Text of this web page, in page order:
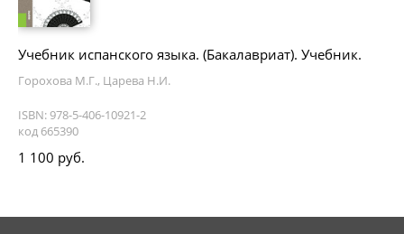
Учебник испанского языка. (Бакалавриат). Учебник.
Горохова М.Г., Царева Н.И.
ISBN: 978-5-406-10921-2
код 665390
1 100 руб.